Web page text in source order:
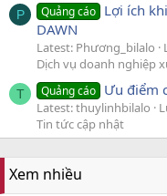
P Quảng cáo Lợi ích
DAWN
Latest: Phương_bilalo
Dịch vụ doanh nghiệp
T Quảng cáo Ưu điểm
Latest: thuylinhbilalo
Tin tức cập nhật
Xem nhiều